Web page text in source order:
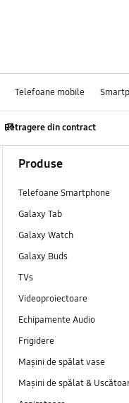
Telefoane mobile
Retragere din contract
Produse
Telefoane Smartphone
Galaxy Tab
Galaxy Watch
Galaxy Buds
TVs
Videoproiectoare
Echipamente Audio
Frigidere
Mașini de spălat vase
Mașini de spălat &